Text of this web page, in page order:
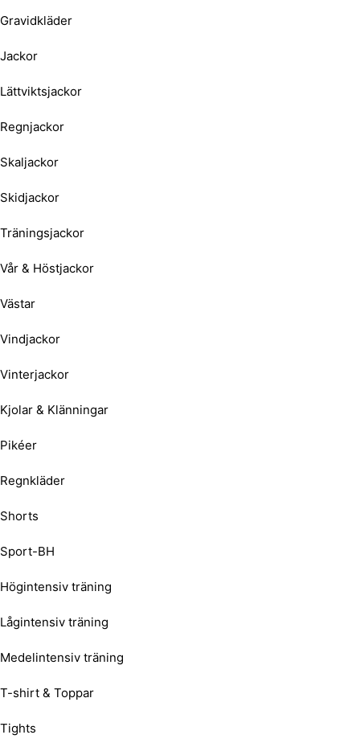
Gravidkläder
Jackor
Lättviktsjackor
Regnjackor
Skaljackor
Skidjackor
Träningsjackor
Vår & Höstjackor
Västar
Vindjackor
Vinterjackor
Kjolar & Klänningar
Pikéer
Regnkläder
Shorts
Sport-BH
Högintensiv träning
Lågintensiv träning
Medelintensiv träning
T-shirt & Toppar
Tights